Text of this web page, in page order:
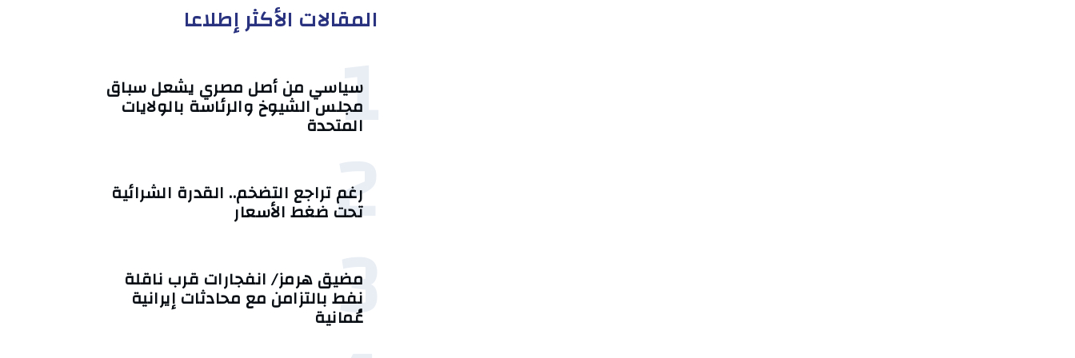
المقالات الأكثر إطلاعا
1
سياسي من أصل مصري يشعل سباق
مجلس الشيوخ والرئاسة بالولايات
المتحدة
2
رغم تراجع التضخم.. القدرة الشرائية
تحت ضغط الأسعار
3
مضيق هرمز/ انفجارات قرب ناقلة
نفط بالتزامن مع محادثات إيرانية
عُمانية